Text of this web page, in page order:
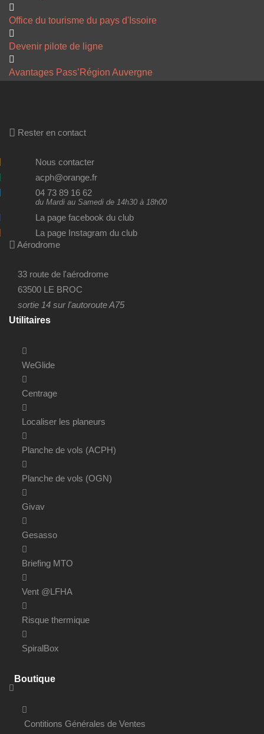
Office du tourisme du pays d'Issoire
Devenir pilote de ligne
Avantages Pass’Région Auvergne
Rester en contact
Nous contacter
acph@orange.fr
04 73 89 16 62
du Mardi au Samedi de 14h30 à 18h00
La page facebook du club
La page Instagram du club
Aérodrome
33 route de l'aérodrome
63500 LE BROC
sortie 14 sur l'autoroute A75
Utilitaires
WeGlide
Centrage
Localiser les planeurs
Planche de vols (ACPH)
Planche de vols (OGN)
Givav
Gesasso
Briefing MTO
Vent @LFHA
Risque thermique
SpiralBox
Boutique
Contitions Générales de Ventes